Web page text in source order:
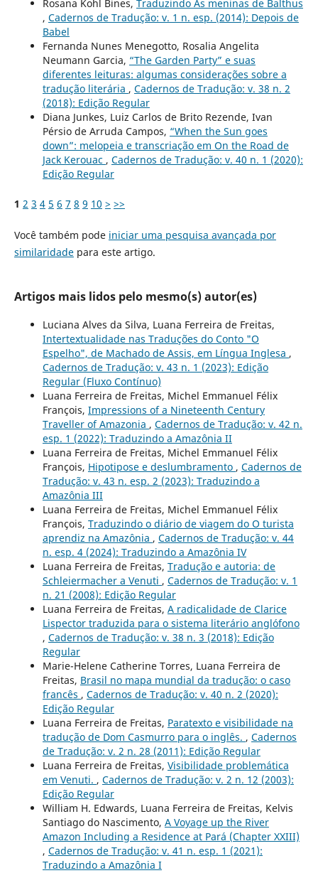
Rosana Kohl Bines, Traduzindo As meninas de Balthus
, Cadernos de Tradução: v. 1 n. esp. (2014): Depois de
Babel
Fernanda Nunes Menegotto, Rosalia Angelita
Neumann Garcia, “The Garden Party” e suas
diferentes leituras: algumas considerações sobre a
tradução literária , Cadernos de Tradução: v. 38 n. 2
(2018): Edição Regular
Diana Junkes, Luiz Carlos de Brito Rezende, Ivan
Pérsio de Arruda Campos, “When the Sun goes
down”: melopeia e transcriação em On the Road de
Jack Kerouac , Cadernos de Tradução: v. 40 n. 1 (2020):
Edição Regular
1 2 3 4 5 6 7 8 9 10 > >>
Você também pode iniciar uma pesquisa avançada por
similaridadepara este artigo.
Artigos mais lidos pelo mesmo(s) autor(es)
Luciana Alves da Silva, Luana Ferreira de Freitas,
Intertextualidade nas Traduções do Conto "O
Espelho", de Machado de Assis, em Língua Inglesa ,
Cadernos de Tradução: v. 43 n. 1 (2023): Edição
Regular (Fluxo Contínuo)
Luana Ferreira de Freitas, Michel Emmanuel Félix
François, Impressions of a Nineteenth Century
Traveller of Amazonia , Cadernos de Tradução: v. 42 n.
esp. 1 (2022): Traduzindo a Amazônia II
Luana Ferreira de Freitas, Michel Emmanuel Félix
François, Hipotipose e deslumbramento , Cadernos de
Tradução: v. 43 n. esp. 2 (2023): Traduzindo a
Amazônia III
Luana Ferreira de Freitas, Michel Emmanuel Félix
François, Traduzindo o diário de viagem do O turista
aprendiz na Amazônia , Cadernos de Tradução: v. 44
n. esp. 4 (2024): Traduzindo a Amazônia IV
Luana Ferreira de Freitas, Tradução e autoria: de
Schleiermacher a Venuti , Cadernos de Tradução: v. 1
n. 21 (2008): Edição Regular
Luana Ferreira de Freitas, A radicalidade de Clarice
Lispector traduzida para o sistema literário anglófono
, Cadernos de Tradução: v. 38 n. 3 (2018): Edição
Regular
Marie-Helene Catherine Torres, Luana Ferreira de
Freitas, Brasil no mapa mundial da tradução: o caso
francês , Cadernos de Tradução: v. 40 n. 2 (2020):
Edição Regular
Luana Ferreira de Freitas, Paratexto e visibilidade na
tradução de Dom Casmurro para o inglês. , Cadernos
de Tradução: v. 2 n. 28 (2011): Edição Regular
Luana Ferreira de Freitas, Visibilidade problemática
em Venuti. , Cadernos de Tradução: v. 2 n. 12 (2003):
Edição Regular
William H. Edwards, Luana Ferreira de Freitas, Kelvis
Santiago do Nascimento, A Voyage up the River
Amazon Including a Residence at Pará (Chapter XXIII)
, Cadernos de Tradução: v. 41 n. esp. 1 (2021):
Traduzindo a Amazônia I